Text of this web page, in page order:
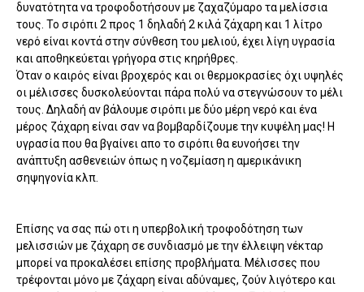
δυνατότητα να τροφοδοτήσουν με ζαχαζύμαρο τα μελίσσια
τους. Το σιρόπι 2 προς 1 δηλαδή 2 κιλά ζάχαρη και 1 λίτρο
νερό είναι κοντά στην σύνθεση του μελιού, έχει λίγη υγρασία
και αποθηκεύεται γρήγορα στις κηρήθρες.
Όταν ο καιρός είναι βροχερός και οι θερμοκρασίες όχι υψηλές
οι μέλισσες δυσκολεύονται πάρα πολύ να στεγνώσουν το μέλι
τους. Δηλαδή αν βάλουμε σιρόπι με δύο μέρη νερό και ένα
μέρος ζάχαρη είναι σαν να βομβαρδίζουμε την κυψέλη μας! Η
υγρασία που θα βγαίνει απο το σιρόπι θα ευνοήσει την
ανάπτυξη ασθενειών όπως η νοζεμίαση η αμερικάνικη
σηψηγονία κλπ.
Επίσης να σας πώ οτι η υπερβολική τροφοδότηση των
μελισσιών με ζάχαρη σε συνδιασμό με την έλλειψη νέκταρ
μπορεί να προκαλέσει επίσης προβλήματα. Μέλισσες που
τρέφονται μόνο με ζάχαρη είναι αδύναμες, ζούν λιγότερο και